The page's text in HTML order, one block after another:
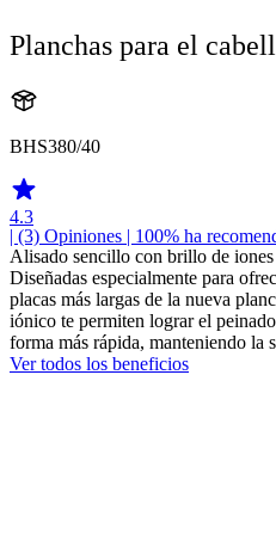
Planchas para el
BHS380/40
4.3
| (3) Opiniones | 100% ha
Alisado sencillo con brillo de iones
Diseñadas especialmente para
placas más largas de la nueva
iónico te permiten lograr el
forma más rápida, manteniendo la
Ver todos los beneficios